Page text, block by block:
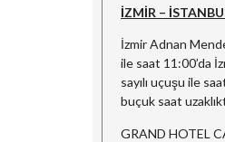
İZMİR –
İzmir Adnan
ile saat 11:00’da
sayılı uçuşu ile
buçuk saat
GRAND HOTEL